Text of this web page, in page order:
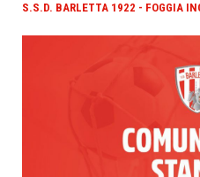
S.S.D. BARLETTA 1922 - FOGGIA